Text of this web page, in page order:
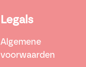
Legals
Algemene
voorwaarden